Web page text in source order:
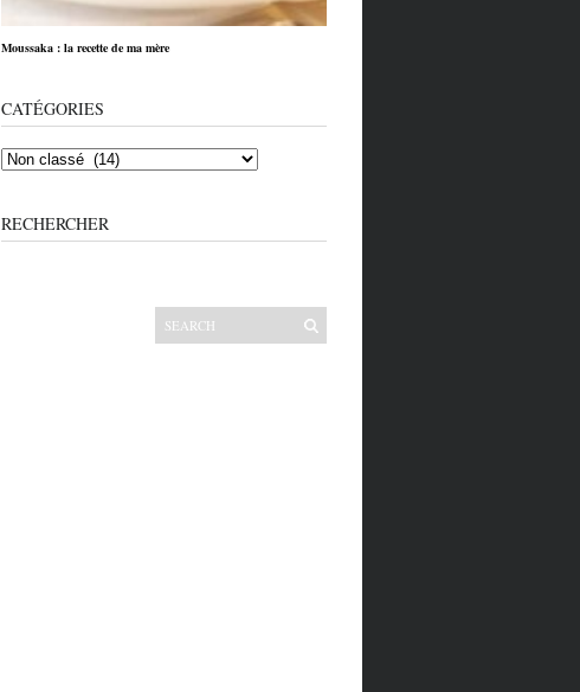
Moussaka : la recette de ma mère
CATÉGORIES
RECHERCHER